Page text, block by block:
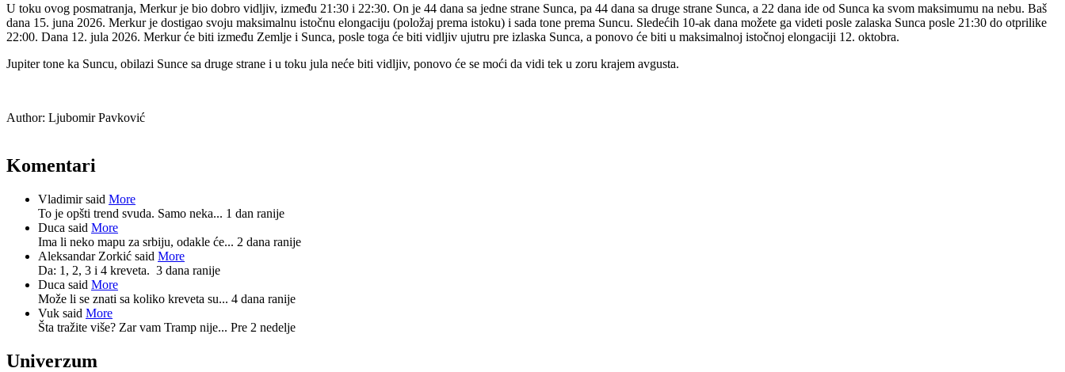
U toku ovog posmatranja, Merkur je bio dobro vidljiv, između 21:30 i 22:30. On je 44 dana sa jedne strane Sunca, pa 44 dana sa druge strane Sunca, a 22 dana ide od Sunca ka svom maksimumu na nebu. Baš
dana 15. juna 2026. Merkur je dostigao svoju maksimalnu istočnu elongaciju (položaj prema istoku) i sada tone prema Suncu. Sledećih 10-ak dana možete ga videti posle zalaska Sunca posle 21:30 do otprilike
22:00. Dana 12. jula 2026. Merkur će biti između Zemlje i Sunca, posle toga će biti vidljiv ujutru pre izlaska Sunca, a ponovo će biti u maksimalnoj istočnoj elongaciji 12. oktobra.
Jupiter tone ka Suncu, obilazi Sunce sa druge strane i u toku jula neće biti vidljiv, ponovo će se moći da vidi tek u zoru krajem avgusta.
Author: Ljubomir Pavković
Komentari
Vladimir said More
To je opšti trend svuda. Samo neka... 1 dan ranije
Duca said More
Ima li neko mapu za srbiju, odakle će... 2 dana ranije
Aleksandar Zorkić said More
Da: 1, 2, 3 i 4 kreveta. 3 dana ranije
Duca said More
Može li se znati sa koliko kreveta su... 4 dana ranije
Vuk said More
Šta tražite više? Zar vam Tramp nije... Pre 2 nedelje
Univerzum